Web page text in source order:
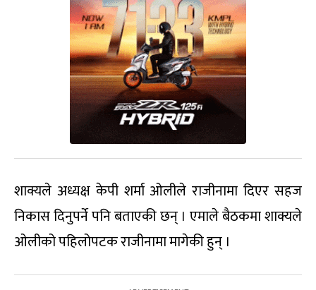
शाक्यले अध्यक्ष केपी शर्मा ओलीले राजीनामा दिएर सहज
निकास दिनुपर्ने पनि बताएकी छन् । एमाले बैठकमा शाक्यले
ओलीको पहिलोपटक राजीनामा मागेकी हुन् ।